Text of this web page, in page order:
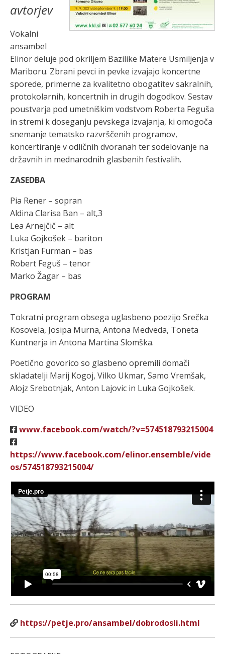
avtorjev
Vokalni
ansambel
Elinor deluje pod okriljem Bazilike Matere Usmiljenja v
Mariboru. Zbrani pevci in pevke izvajajo koncertne
sporede, primerne za kvalitetno obogatitev sakralnih,
protokolarnih, koncertnih in drugih dogodkov. Sestav
poustvarja pod umetniškim vodstvom Roberta Feguša
in stremi k doseganju pevskega izvajanja, ki omogoča
snemanje tematsko razvrščenih programov,
koncertiranje v odličnih dvoranah ter sodelovanje na
državnih in mednarodnih glasbenih festivalih.
ZASEDBA
Pia Rener – sopran
Aldina Clarisa Ban – alt,3
Lea Arnejčič – alt
Luka Gojkošek – bariton
Kristjan Furman – bas
Robert Feguš – tenor
Marko Žagar – bas
PROGRAM
Tokratni program obsega uglasbeno poezijo Srečka
Kosovela, Josipa Murna, Antona Medveda, Toneta
Kuntnerja in Antona Martina Slomška.
Poetično govorico so glasbeno opremili domači
skladatelji Marij Kogoj, Vilko Ukmar, Samo Vremšak,
Alojz Srebotnjak, Anton Lajovic in Luka Gojkošek.
VIDEO
www.facebook.com/watch/?v=574518793215004
https://www.facebook.com/elinor.ensemble/vide
os/574518793215004/
https://petje.pro/ansambel/dobrodosli.html